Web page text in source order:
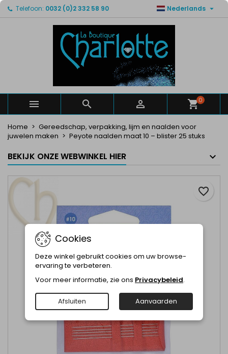
Telefoon: 0032 (0)2 332 58 90 Nederlands 
   0
Home
Gereedschap, verpakking, lijm en naalden voor
juwelen maken
Peyote naalden maat 10 – blister 25 stuks
BEKIJK ONZE WEBWINKEL HIER
favorite_border
Mijn verlanglijsten ×
Maak een lijst
Maak een verlanglijst ×
Verlanglijst naam
Annuleren Maak een verlanglijst
Inloggen ×
U moet ingelogd zijn om producten in uw verlanglijst
Annuleren Inloggen
Cookies
Deze winkel gebruikt cookies om uw browse-
ervaring te verbeteren.
Voor meer informatie, zie ons Privacybeleid.
Afsluiten Aanvaarden